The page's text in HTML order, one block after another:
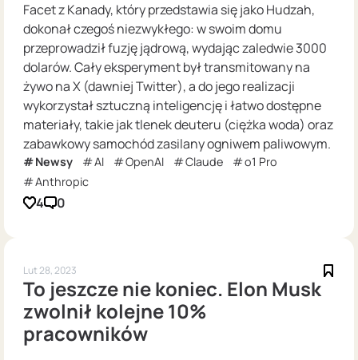
Facet z Kanady, który przedstawia się jako Hudzah,
dokonał czegoś niezwykłego: w swoim domu
przeprowadził fuzję jądrową, wydając zaledwie 3000
dolarów. Cały eksperyment był transmitowany na
żywo na X (dawniej Twitter), a do jego realizacji
wykorzystał sztuczną inteligencję i łatwo dostępne
materiały, takie jak tlenek deuteru (ciężka woda) oraz
zabawkowy samochód zasilany ogniwem paliwowym.
Newsy AI OpenAI Claude
o1 Pro
Anthropic
4 0
Lut 28, 2023
To jeszcze nie koniec. Elon Musk
zwolnił kolejne 10%
pracowników